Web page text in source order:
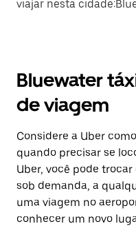
viajar nesta
Bluewater
de viagem
Considere a Uber
quando precisar se
Uber, você pode
sob demanda, a
uma viagem no
conhecer um novo